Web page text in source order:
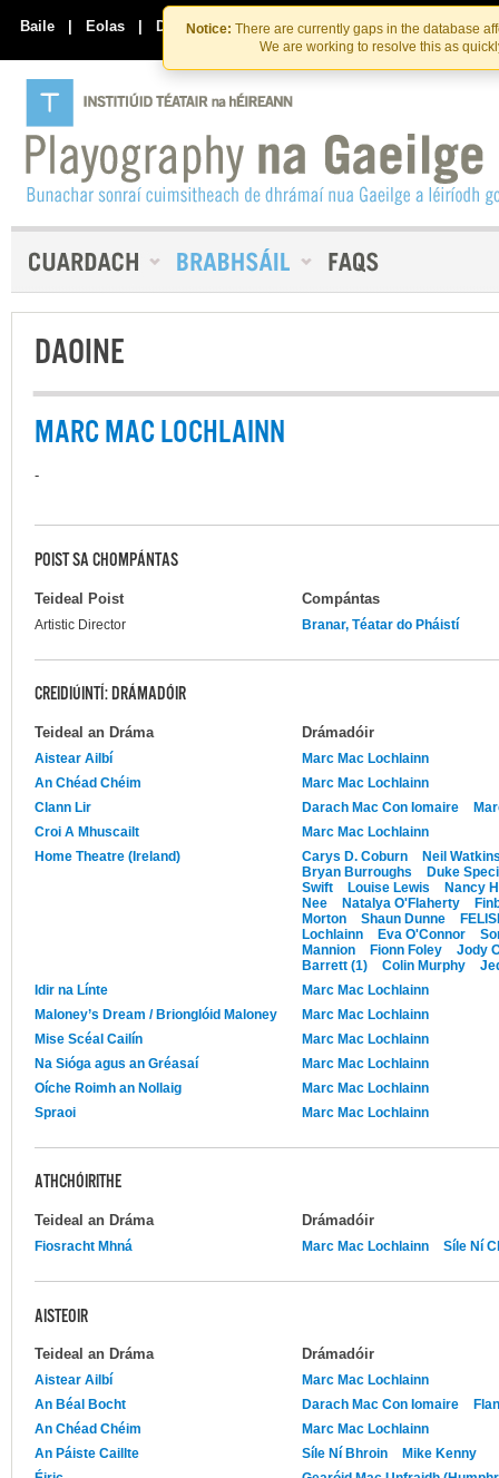
Skip
to
the
content
Skip
to
content
Notice: There are currently gaps in the database
We are working to resolve this as
Baile | Eolas | Déan Teagmháil Linn
DAOINE
MARC MAC LOCHLAINN
-
POIST SA CHOMPÁNTAS
Teideal Poist Compántas
Artistic Director Branar, Téatar do Pháistí
CREIDIÚINTÍ: DRÁMADÓIR
Teideal an Dráma Drámadóir
Aistear Ailbí
Marc Mac Lochlainn
An Chéad Chéim
Marc Mac Lochlainn
Clann Lir
Darach Mac Con Iomaire
Croi A Mhuscailt
Marc Mac Lochlainn
Home Theatre (Ireland)
Carys D. Coburn
Neil
Bryan Burroughs
Duke
Swift
Louise Lewis
Nancy
Nee
Natalya O'Flaherty
Morton
Shaun Dunne
Lochlainn
Eva O'Connor
Mannion
Fionn Foley
Jody
Barrett (1)
Colin Murphy
Idir na Línte
Marc Mac Lochlainn
Maloney’s Dream / Brionglóid Maloney
Marc Mac Lochlainn
Mise Scéal Cailín
Marc Mac Lochlainn
Na Sióga agus an Gréasaí
Marc Mac Lochlainn
Oíche Roimh an Nollaig
Marc Mac Lochlainn
Spraoi
Marc Mac Lochlainn
ATHCHÓIRITHE
Teideal an Dráma Drámadóir
Fiosracht Mhná Marc Mac Lochlainn Síle Ní
AISTEOIR
Teideal an Dráma Drámadóir
Aistear Ailbí
Marc Mac Lochlainn
An Béal Bocht
Darach Mac Con Iomaire
An Chéad Chéim
Marc Mac Lochlainn
An Páiste Caillte
Síle Ní Bhroin
Mike Kenny